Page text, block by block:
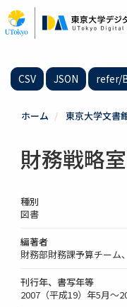
イ
ン
CSV JSON refer/
ホーム 東京大学文書
財務戦略
種別
図書
編著者
財務部財務課予算チーム
刊行年、書写年等
2007（平成19）年5月～